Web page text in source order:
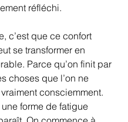
réfléchi.
c’est que ce confort
se transformer en
Parce qu’on finit par
choses que l’on ne
consciemment.
forme de fatigue